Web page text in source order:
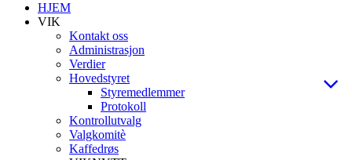
HJEM
VIK
Kontakt oss
Administrasjon
Verdier
Hovedstyret
Styremedlemmer
Protokoll
Kontrollutvalg
Valgkomitè
Kaffedrøs